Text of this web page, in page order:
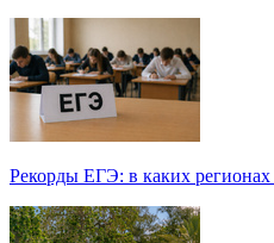
Рекорды ЕГЭ: в каких регионах